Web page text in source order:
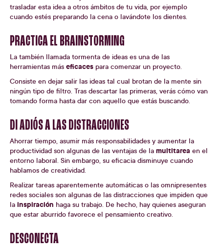
trasladar esta idea a otros ámbitos de tu vida, por ejemplo
cuando estés preparando la cena o lavándote los dientes.
PRACTICA EL BRAINSTORMING
La también llamada tormenta de ideas es una de las
herramientas más eficaces para comenzar un proyecto.
Consiste en dejar salir las ideas tal cual brotan de la mente sin
ningún tipo de filtro. Tras descartar las primeras, verás cómo van
tomando forma hasta dar con aquello que estás buscando.
DI ADIÓS A LAS DISTRACCIONES
Ahorrar tiempo, asumir más responsabilidades y aumentar la
productividad son algunas de las ventajas de la multitarea en el
entorno laboral. Sin embargo, su eficacia disminuye cuando
hablamos de creatividad.
Realizar tareas aparentemente automáticas o las omnipresentes
redes sociales son algunas de las distracciones que impiden que
la inspiración haga su trabajo. De hecho, hay quienes aseguran
que estar aburrido favorece el pensamiento creativo.
DESCONECTA